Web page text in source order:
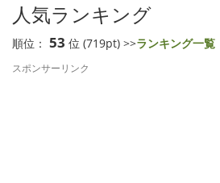
人気ランキング
順位： 53 位 (719pt) >>ランキング一覧
スポンサーリンク